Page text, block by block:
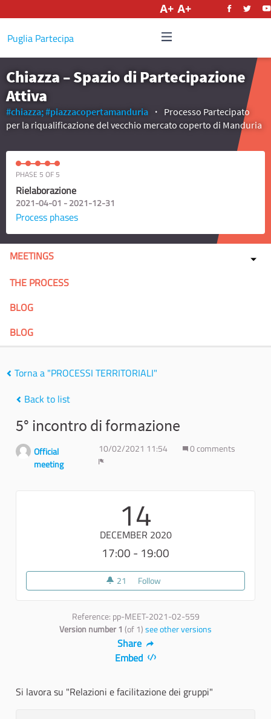
Puglia Partecipa
Chiazza – Spazio di Partecipazione
Attiva
#chiazza;#piazzacopertamanduria
Processo Partecipato
per la riqualificazione del vecchio mercato coperto di Manduria
PHASE 5 OF 5
Rielaborazione
2021-04-01 - 2021-12-31
Process phases
MEETINGS
THE PROCESS
BLOG
BLOG
Torna a "PROCESSI TERRITORIALI"
Back to list
5° incontro di formazione
Official
meeting
10/02/2021 11:54
0 comments
14
DECEMBER 2020
17:00 - 19:00
21 21 followers
Follow
Reference: pp-MEET-2021-02-559
Version number 1 (of 1)see other versions
Share
Embed
Si lavora su "Relazioni e facilitazione dei gruppi"